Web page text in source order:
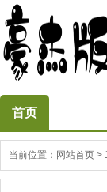
首页
当前位置： 网站首页 >